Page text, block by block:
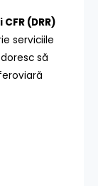
(DRR)
serviciile
să